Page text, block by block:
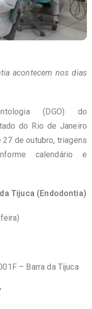
acontecem nos dias
(DGO) do
do Rio de Janeiro
27 de outubro, triagens
calendário e
Tijuca (Endodontia)
– Barra da Tijuca